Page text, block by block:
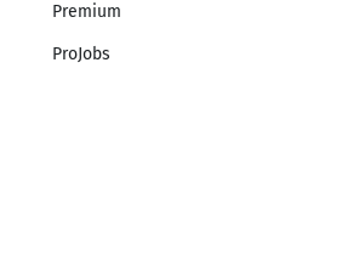
Premium
ProJobs